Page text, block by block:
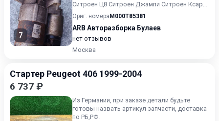
7
Ситроен Ц8 Ситроен Джампи Ситроен Ксара
Пикассо Ситроен Ксара...
Ориг. номера M000T85381
ARB Авторазборка Булаев
нет отзывов
Москва
Стартер Peugeot 406 1999-2004
6 737 ₽
Из Германии, при заказе детали будьте
готовы назвать артикул запчасти, доставка
по РБ,РФ.